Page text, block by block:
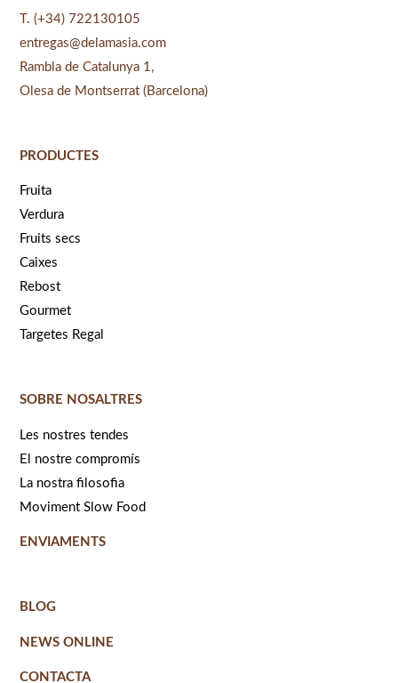
T. (+34) 722130105
entregas@delamasia.com
Rambla de Catalunya 1,
Olesa de Montserrat (Barcelona)
PRODUCTES
Fruita
Verdura
Fruits secs
Caixes
Rebost
Gourmet
Targetes Regal
SOBRE NOSALTRES
Les nostres tendes
El nostre compromís
La nostra filosofia
Moviment Slow Food
ENVIAMENTS
BLOG
NEWS ONLINE
CONTACTA